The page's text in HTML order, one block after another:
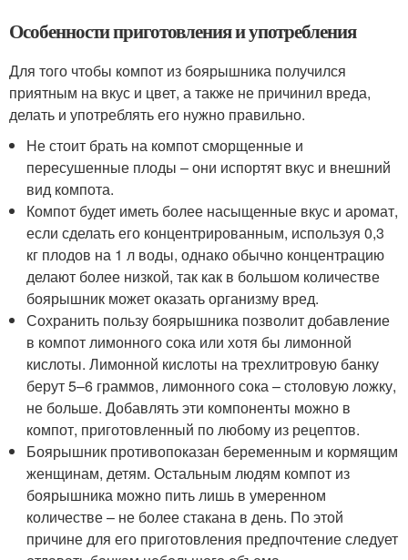
Особенности приготовления и употребления
Для того чтобы компот из боярышника получился
приятным на вкус и цвет, а также не причинил вреда,
делать и употреблять его нужно правильно.
Не стоит брать на компот сморщенные и
пересушенные плоды – они испортят вкус и внешний
вид компота.
Компот будет иметь более насыщенные вкус и аромат,
если сделать его концентрированным, используя 0,3
кг плодов на 1 л воды, однако обычно концентрацию
делают более низкой, так как в большом количестве
боярышник может оказать организму вред.
Сохранить пользу боярышника позволит добавление
в компот лимонного сока или хотя бы лимонной
кислоты. Лимонной кислоты на трехлитровую банку
берут 5–6 граммов, лимонного сока – столовую ложку,
не больше. Добавлять эти компоненты можно в
компот, приготовленный по любому из рецептов.
Боярышник противопоказан беременным и кормящим
женщинам, детям. Остальным людям компот из
боярышника можно пить лишь в умеренном
количестве – не более стакана в день. По этой
причине для его приготовления предпочтение следует